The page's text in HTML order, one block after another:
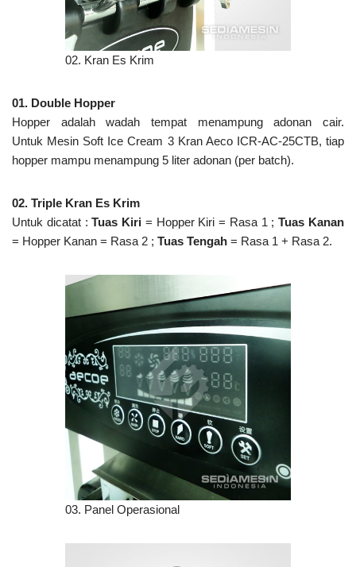
02. Kran Es Krim
01. Double Hopper
Hopper adalah wadah tempat menampung adonan cair.
Untuk Mesin Soft Ice Cream 3 Kran Aeco ICR-AC-25CTB, tiap
hopper mampu menampung 5 liter adonan (per batch).
02. Triple Kran Es Krim
Untuk dicatat :Tuas Kiri = Hopper Kiri = Rasa 1 ;Tuas Kanan
= Hopper Kanan = Rasa 2 ; Tuas Tengah = Rasa 1 + Rasa 2.
03. Panel Operasional